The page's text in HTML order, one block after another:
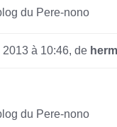
du Pere-nono
2013 à 10:46, de
du Pere-nono